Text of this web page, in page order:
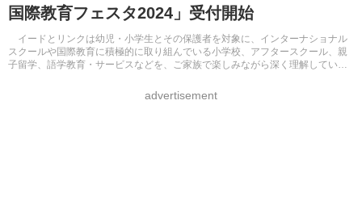
自由研究教材（小学生向け） 自由研究教材（中学生向け）
国際教育フェスタ2024」受付開始
イードとリンクは幼児・小学生とその保護者を対象に、インターナショナル
スクールや国際教育に積極的に取り組んでいる小学校、アフタースクール、親
子留学、語学教育・サービスなどを、ご家族で楽しみながら深く理解していた
advertisement